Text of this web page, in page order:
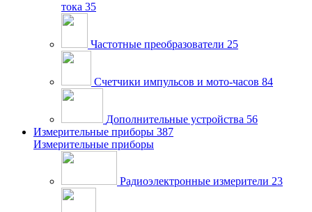
тока 35
Частотные преобразователи 25
Счетчики импульсов и мото-часов 84
Дополнительные устройства 56
Измерительные приборы 387
Измерительные приборы
Радиоэлектронные измерители 23